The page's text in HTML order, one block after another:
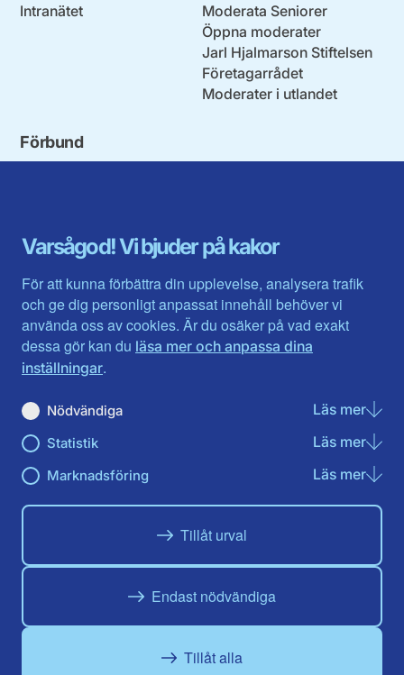
Varsågod! Vi bjuder på kakor
För att kunna förbättra din upplevelse, analysera trafik
och ge dig personligt anpassat innehåll behöver vi
använda oss av cookies. Är du osäker på vad exakt
dessa gör kan du läsa mer och anpassa dina
inställningar.
Nödvändiga Läs merom
Statistik Läs merom
Marknadsföring Läs merom
Tillåt urval
Endast nödvändiga
Tillåt alla
Intranätet
Moderata Seniorer
Öppna moderater
Jarl Hjalmarson Stiftelsen
Företagarrådet
Moderater i utlandet
Förbund
Gävleborg
Halland
Jämtlands län
Jönköpings län
Kalmar län
Kronobergs län
Norrbotten
Skåne län
Värmlands län
Västerbotten
Västra Götaland
Västernorrland
Västmanland
Örebro län
Östergötland
Du hittar oss här på sociala medier
Facebook
Instagram